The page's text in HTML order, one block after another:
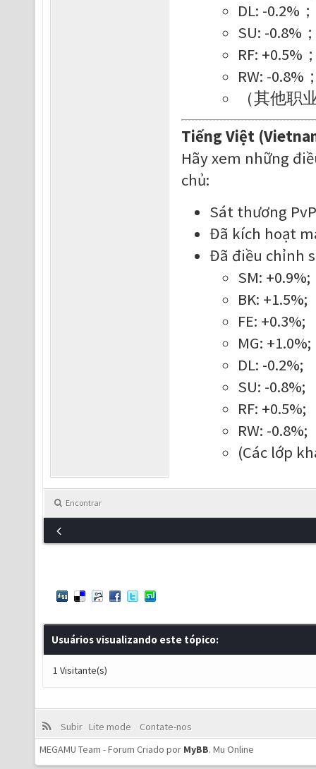
DL: -0.2%；
SU: -0.8%
RF: +0.5%
RW: -0.8%
（其他职
Tiếng Việt
Hãy xem những
chủ:
Sát thương
Đã kích hoạt
Đã điều chỉnh
SM: +0.9%;
BK: +1.5%;
FE: +0.3%;
MG: +1.0%;
DL: -0.2%;
SU: -0.8%;
RF: +0.5%;
RW: -0.8%;
(Các lớp
Encontrar
Usuários visualizando este tópico:
1 Visitante(s)
Subir Lite mode
Contate-nos
MEGAMU Team - Forum Criado por MyBB. Mu Online